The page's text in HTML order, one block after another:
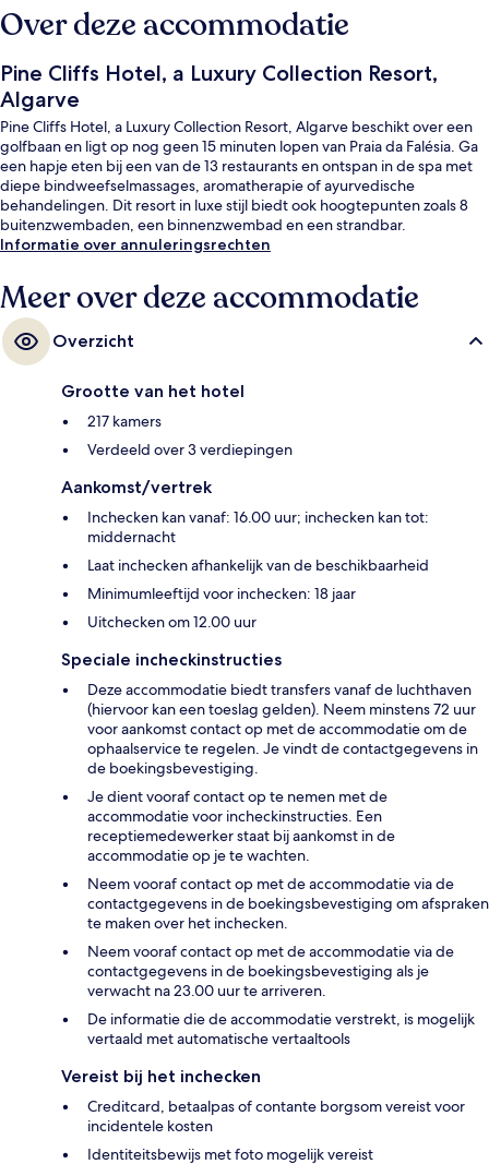
Over deze accommodatie
Pine Cliffs Hotel, a Luxury Collection Resort,
Algarve
Pine Cliffs Hotel, a Luxury Collection Resort, Algarve beschikt over een
golfbaan en ligt op nog geen 15 minuten lopen van Praia da Falésia. Ga
een hapje eten bij een van de 13 restaurants en ontspan in de spa met
diepe bindweefselmassages, aromatherapie of ayurvedische
behandelingen. Dit resort in luxe stijl biedt ook hoogtepunten zoals 8
buitenzwembaden, een binnenzwembad en een strandbar.
Informatie over annuleringsrechten
Meer over deze accommodatie
Overzicht
Grootte van het hotel
217 kamers
Verdeeld over 3 verdiepingen
Aankomst/vertrek
Inchecken kan vanaf: 16.00 uur; inchecken kan tot:
middernacht
Laat inchecken afhankelijk van de beschikbaarheid
Minimumleeftijd voor inchecken: 18 jaar
Uitchecken om 12.00 uur
Speciale incheckinstructies
Deze accommodatie biedt transfers vanaf de luchthaven
(hiervoor kan een toeslag gelden). Neem minstens 72 uur
voor aankomst contact op met de accommodatie om de
ophaalservice te regelen. Je vindt de contactgegevens in
de boekingsbevestiging.
Je dient vooraf contact op te nemen met de
accommodatie voor incheckinstructies. Een
receptiemedewerker staat bij aankomst in de
accommodatie op je te wachten.
Neem vooraf contact op met de accommodatie via de
contactgegevens in de boekingsbevestiging om afspraken
te maken over het inchecken.
Neem vooraf contact op met de accommodatie via de
contactgegevens in de boekingsbevestiging als je
verwacht na 23.00 uur te arriveren.
De informatie die de accommodatie verstrekt, is mogelijk
vertaald met automatische vertaaltools
Vereist bij het inchecken
Creditcard, betaalpas of contante borgsom vereist voor
incidentele kosten
Identiteitsbewijs met foto mogelijk vereist